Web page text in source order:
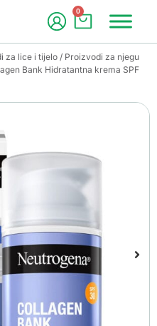
0
za lice i tijelo / Proizvodi za njegu
Bank Hidratantna krema SPF